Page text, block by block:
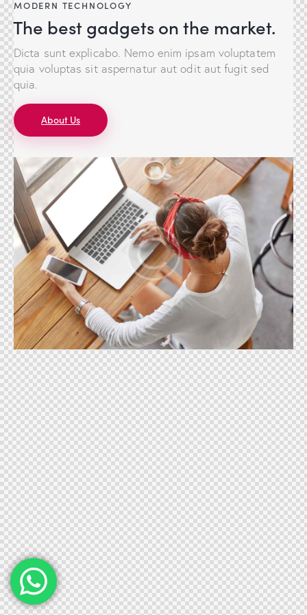
MODERN TECHNOLOGY
The best gadgets on the market.
Dicta sunt explicabo. Nemo enim ipsam voluptatem
quia voluptas sit aspernatur aut odit aut fugit sed
quia.
About Us